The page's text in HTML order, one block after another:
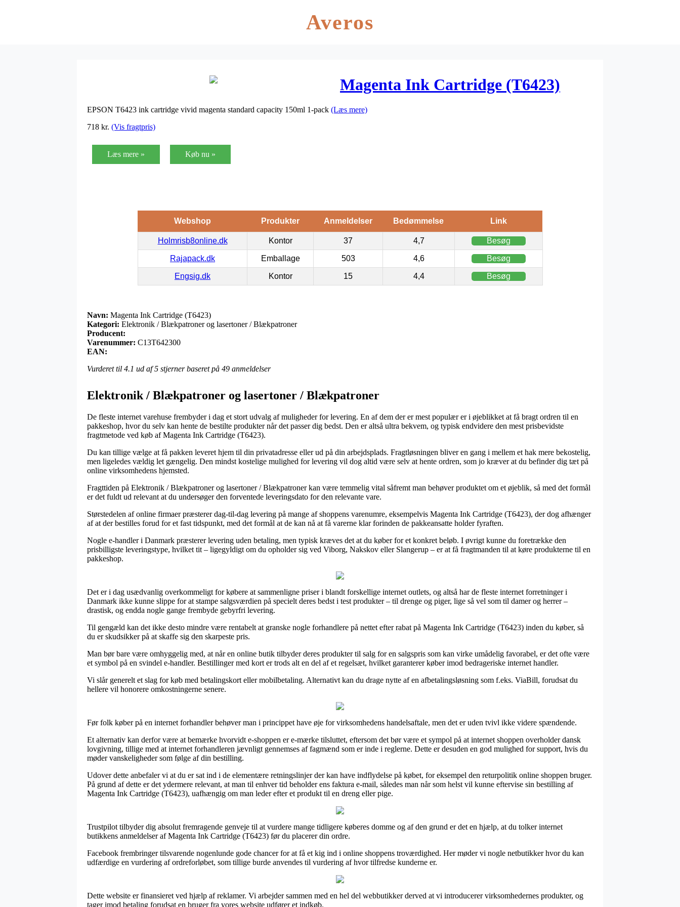
Averos
Magenta Ink Cartridge (T6423)
EPSON T6423 ink cartridge vivid magenta standard capacity 150ml 1-pack (Læs mere)
718 kr. (Vis fragtpris)
Læs mere » Køb nu »
Webshop Produkter Anmeldelser Bedømmelse Link
Holmrisb8online.dk Kontor 37 4,7 Besøg
Rajapack.dk Emballage 503 4,6 Besøg
Engsig.dk Kontor 15 4,4 Besøg
Navn: Magenta Ink Cartridge (T6423)
Kategori: Elektronik / Blækpatroner og lasertoner / Blækpatroner
Producent:
Varenummer: C13T642300
EAN:
Vurderet til 4.1 ud af 5 stjerner baseret på 49 anmeldelser
Elektronik / Blækpatroner og lasertoner / Blækpatroner
De fleste internet varehuse frembyder i dag et stort udvalg af muligheder for levering. En af dem der er mest populær er i øjeblikket at få bragt ordren til en
pakkeshop, hvor du selv kan hente de bestilte produkter når det passer dig bedst. Den er altså ultra bekvem, og typisk endvidere den mest prisbevidste
fragtmetode ved køb af Magenta Ink Cartridge (T6423).
Du kan tillige vælge at få pakken leveret hjem til din privatadresse eller ud på din arbejdsplads. Fragtløsningen bliver en gang i mellem et hak mere bekostelig,
men ligeledes vældig let gængelig. Den mindst kostelige mulighed for levering vil dog altid være selv at hente ordren, som jo kræver at du befinder dig tæt på
online virksomhedens hjemsted.
Fragttiden på Elektronik / Blækpatroner og lasertoner / Blækpatroner kan være temmelig vital såfremt man behøver produktet om et øjeblik, så med det formål
er det fuldt ud relevant at du undersøger den forventede leveringsdato for den relevante vare.
Størstedelen af online firmaer præsterer dag-til-dag levering på mange af shoppens varenumre, eksempelvis Magenta Ink Cartridge (T6423), der dog afhænger
af at der bestilles forud for et fast tidspunkt, med det formål at de kan nå at få varerne klar forinden de pakkeansatte holder fyraften.
Nogle e-handler i Danmark præsterer levering uden betaling, men typisk kræves det at du køber for et konkret beløb. I øvrigt kunne du foretrække den
prisbilligste leveringstype, hvilket tit – ligegyldigt om du opholder sig ved Viborg, Nakskov eller Slangerup – er at få fragtmanden til at køre produkterne til en
pakkeshop.
Det er i dag usædvanlig overkommeligt for købere at sammenligne priser i blandt forskellige internet outlets, og altså har de fleste internet forretninger i
Danmark ikke kunne slippe for at stampe salgsværdien på specielt deres bedst i test produkter – til drenge og piger, lige så vel som til damer og herrer –
drastisk, og endda nogle gange frembyde gebyrfri levering.
Til gengæld kan det ikke desto mindre være rentabelt at granske nogle forhandlere på nettet efter rabat på Magenta Ink Cartridge (T6423) inden du køber, så
du er skudsikker på at skaffe sig den skarpeste pris.
Man bør bare være omhyggelig med, at når en online butik tilbyder deres produkter til salg for en salgspris som kan virke umådelig favorabel, er det ofte være
et symbol på en svindel e-handler. Bestillinger med kort er trods alt en del af et regelsæt, hvilket garanterer køber imod bedrageriske internet handler.
Vi slår generelt et slag for køb med betalingskort eller mobilbetaling. Alternativt kan du drage nytte af en afbetalingsløsning som f.eks. ViaBill, forudsat du
hellere vil honorere omkostningerne senere.
Før folk køber på en internet forhandler behøver man i princippet have øje for virksomhedens handelsaftale, men det er uden tvivl ikke videre spændende.
Et alternativ kan derfor være at bemærke hvorvidt e-shoppen er e-mærke tilsluttet, eftersom det bør være et sympol på at internet shoppen overholder dansk
lovgivning, tillige med at internet forhandleren jævnligt gennemses af fagmænd som er inde i reglerne. Dette er desuden en god mulighed for support, hvis du
møder vanskeligheder som følge af din bestilling.
Udover dette anbefaler vi at du er sat ind i de elementære retningslinjer der kan have indflydelse på købet, for eksempel den returpolitik online shoppen bruger.
På grund af dette er det ydermere relevant, at man til enhver tid beholder ens faktura e-mail, således man når som helst vil kunne eftervise sin bestilling af
Magenta Ink Cartridge (T6423), uafhængig om man leder efter et produkt til en dreng eller pige.
Trustpilot tilbyder dig absolut fremragende genveje til at vurdere mange tidligere køberes domme og af den grund er det en hjælp, at du tolker internet
butikkens anmeldelser af Magenta Ink Cartridge (T6423) før du placerer din ordre.
Facebook frembringer tilsvarende nogenlunde gode chancer for at få et kig ind i online shoppens troværdighed. Her møder vi nogle netbutikker hvor du kan
udfærdige en vurdering af ordreforløbet, som tillige burde anvendes til vurdering af hvor tilfredse kunderne er.
Dette website er finansieret ved hjælp af reklamer. Vi arbejder sammen med en hel del webbutikker derved at vi introducerer virksomhedernes produkter, og
tager imod betaling forudsat en bruger fra vores website udfører et indkøb.